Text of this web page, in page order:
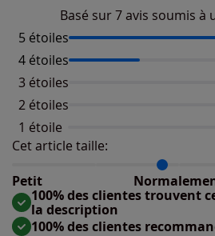
Basé sur 7 avis soumis à
5 étoiles
4 étoiles
3 étoiles
2 étoiles
1 étoile
Cet article taille:
Petit
Répartition du taillant selon les
Taille normalement : 86%
Taille petit : 14%
Taille grand : 0%
100% des clientes trouvent
la description
100% des clientes